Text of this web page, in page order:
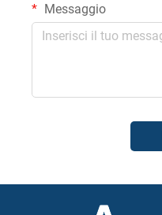
Messaggio